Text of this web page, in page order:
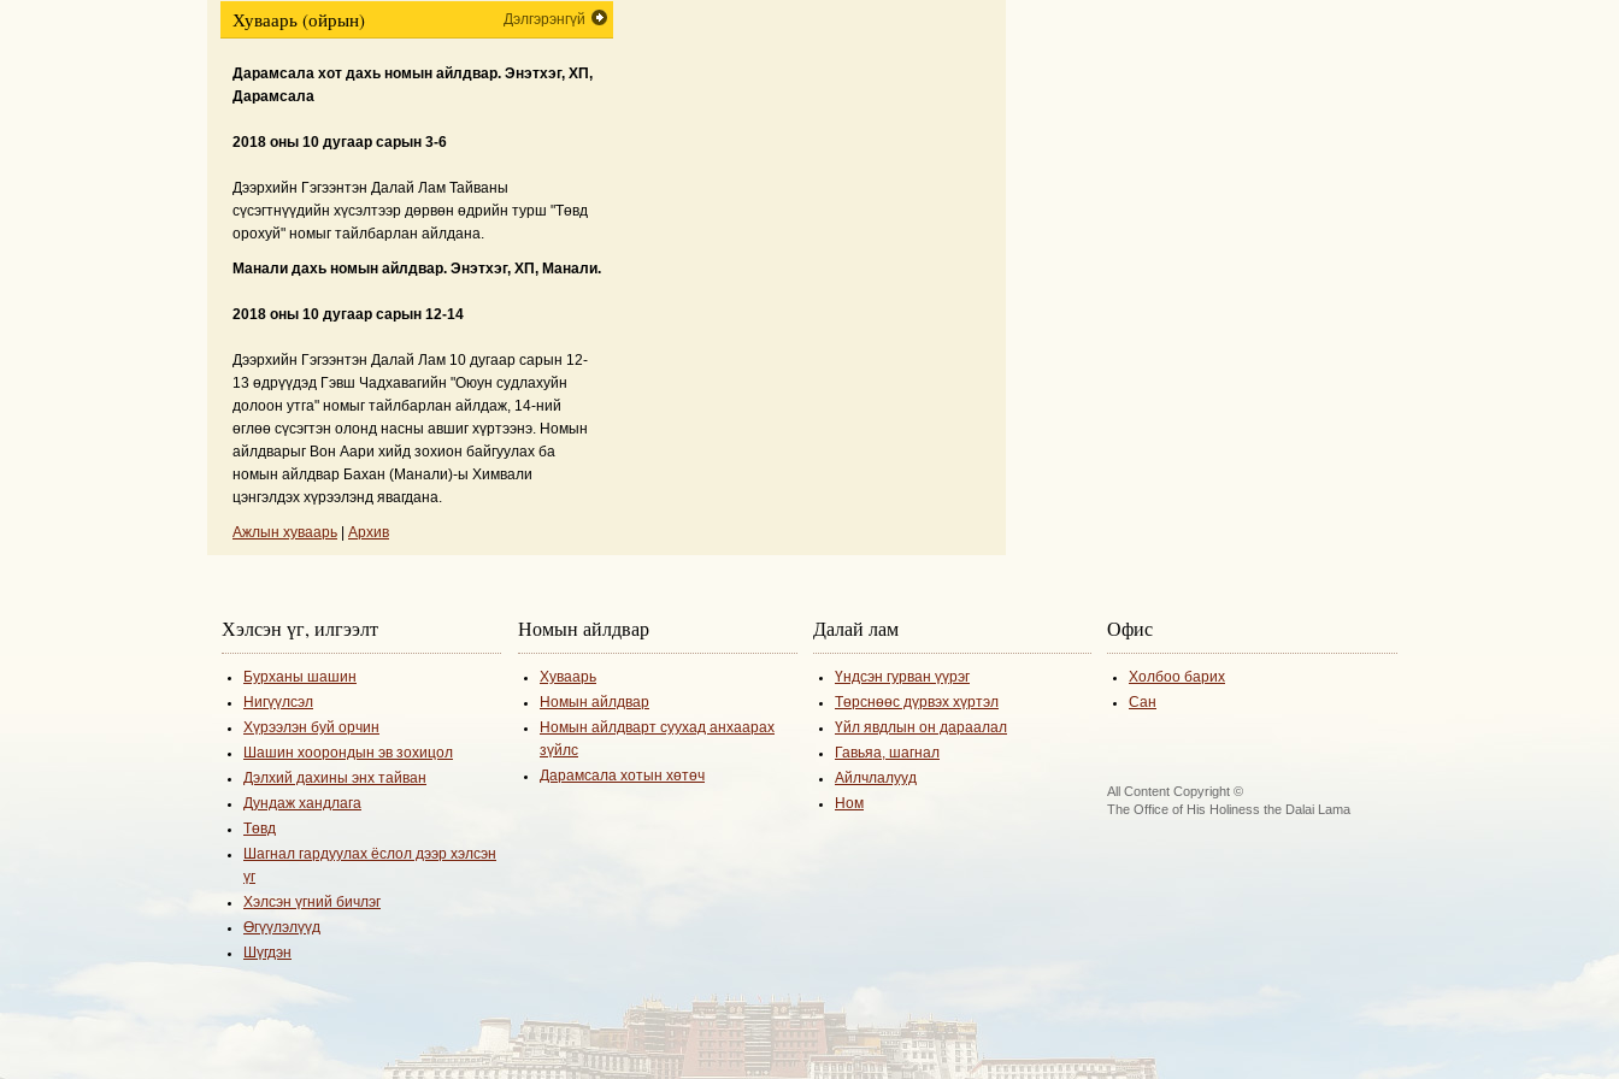
Хуваарь (ойрын) Дэлгэрэнгүй
Дарамсала хот дахь номын айлдвар. Энэтхэг, ХП,
Дарамсала
2018 оны 10 дугаар сарын 3-6
Дээрхийн Гэгээнтэн Далай Лам Тайваны
сүсэгтнүүдийн хүсэлтээр дөрвөн өдрийн турш "Төвд
орохуй" номыг тайлбарлан айлдана.
Манали дахь номын айлдвар. Энэтхэг, ХП, Манали.
2018 оны 10 дугаар сарын 12-14
Дээрхийн Гэгээнтэн Далай Лам 10 дугаар сарын 12-
13 өдрүүдэд Гэвш Чадхавагийн "Оюун судлахуйн
долоон утга" номыг тайлбарлан айлдаж, 14-ний
өглөө сүсэгтэн олонд насны авшиг хүртээнэ. Номын
айлдварыг Вон Аари хийд зохион байгуулах ба
номын айлдвар Бахан (Манали)-ы Химвали
цэнгэлдэх хүрээлэнд явагдана.
Ажлын хуваарь Архив
Хэлсэн үг, илгээлт
Бурханы шашин
Нигүүлсэл
Хүрээлэн буй орчин
Шашин хоорондын эв зохицол
Дэлхий дахины энх тайван
Дундаж хандлага
Төвд
Шагнал гардуулах ёслол дээр хэлсэн
үг
Хэлсэн үгний бичлэг
Өгүүлэлүүд
Шүгдэн
Номын айлдвар
Хуваарь
Номын айлдвар
Номын айлдварт суухад анхаарах
зүйлс
Дарамсала хотын хөтөч
Далай лам
Үндсэн гурван үүрэг
Төрснөөс дүрвэх хүртэл
Үйл явдлын он дараалал
Гавьяа, шагнал
Айлчлалууд
Ном
Офис
Холбоо барих
Сан
All Content Copyright ©
The Office of His Holiness the Dalai Lama